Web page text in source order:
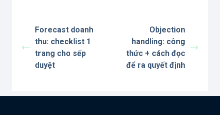
Forecast doanh
thu: checklist 1
trang cho sếp
duyệt
Objection
handling: công
thức + cách đọc
để ra quyết định